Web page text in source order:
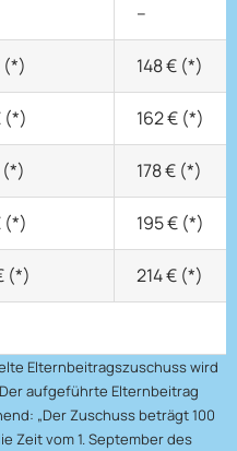
–
(*) 148 € (*)
(*) 162 € (*)
(*) 178 € (*)
(*) 195 € (*)
(*) 214 € (*)
Elternbeitragszuschuss wird
aufgeführte Elternbeitrag
„Der Zuschuss beträgt 100
Zeit vom 1. September des